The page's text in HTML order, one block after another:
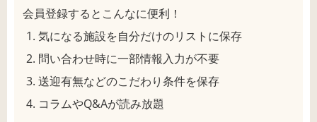
会員登録するとこんなに便利！
気になる施設を自分だけのリストに保存
問い合わせ時に一部情報入力が不要
送迎有無などのこだわり条件を保存
コラムやQ&Aが読み放題